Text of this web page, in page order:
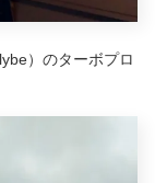
）のターボプロ